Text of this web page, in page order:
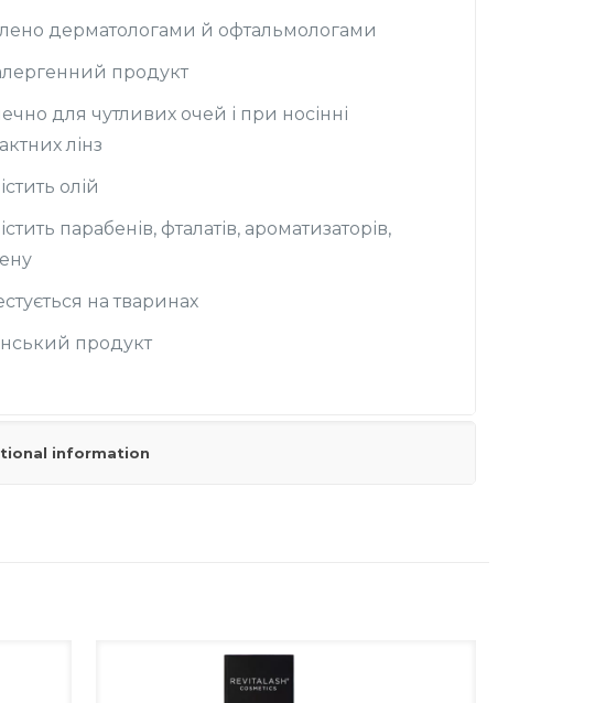
дерматологами й офтальмологами
продукт
для чутливих очей і при носінні
лінз
олій
парабенів, фталатів, ароматизаторів,
на тваринах
продукт
information